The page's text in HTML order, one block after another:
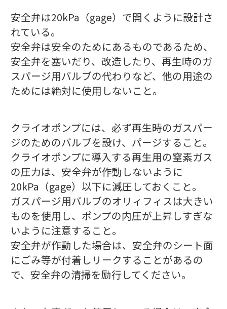
安全弁は20kPa（gage）で開くように設計さ
れている。
安全弁は安全のためにあるものであるため、
安全弁を塞いだり、改造したり、再生時のガ
スパージ用バルブの代わりなど、他の用途の
ためには絶対に使用しないこと。
クライオポンプには、必ず再生時のガスパー
ジのためのバルブを設け、パージすること。
クライオポンプに導入する再生用の窒素ガス
の圧力は、安全弁が作動しないように
20kPa（gage）以下に減圧しておくこと。
ガスパージ用バルブのオリィフィスは大きい
ものを使用し、ポンプの内圧が上昇しすぎな
いように注意すること。
安全弁が作動した場合は、安全弁のシート面
にごみ等が付着しリークすることがあるの
で、安全弁の清掃を励行してください。